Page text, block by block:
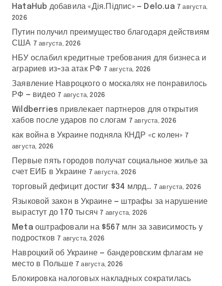
HataHub добавила «Дія.Підпис» — Delo.ua 7 августа,
2026
Путин получил преимущество благодаря действиям
США 7 августа, 2026
НБУ ослабил кредитные требования для бизнеса и
аграриев из-за атак РФ 7 августа, 2026
Заявление Навроцкого о москалях не понравилось
РФ — видео 7 августа, 2026
Wildberries привлекает партнеров для открытия
хабов после ударов по слогам 7 августа, 2026
как война в Украине подняла КНДР «с колен» 7
августа, 2026
Первые пять городов получат социальное жилье за
счет ЕИБ в Украине 7 августа, 2026
торговый дефицит достиг $34 млрд… 7 августа, 2026
Языковой закон в Украине — штрафы за нарушение
вырастут до 170 тысяч 7 августа, 2026
Meta оштрафовали на $567 млн за зависимость у
подростков 7 августа, 2026
Навроцкий об Украине — бандеровским флагам не
место в Польше 7 августа, 2026
Блокировка налоговых накладных сократилась